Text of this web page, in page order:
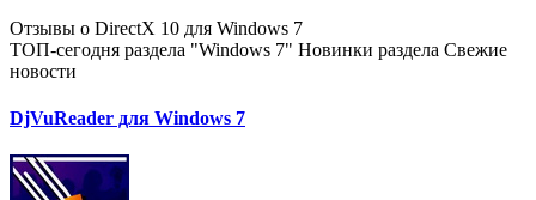
Отзывы о DirectX 10 для Windows 7
ТОП-сегодня раздела "Windows 7" Новинки раздела Свежие
новости
DjVuReader для Windows 7